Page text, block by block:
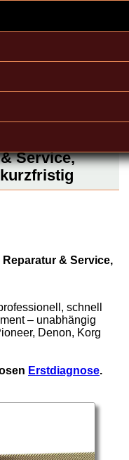
Service,
& Service,
schnell
– unabhängig
Denon, Korg
Erstdiagnose.